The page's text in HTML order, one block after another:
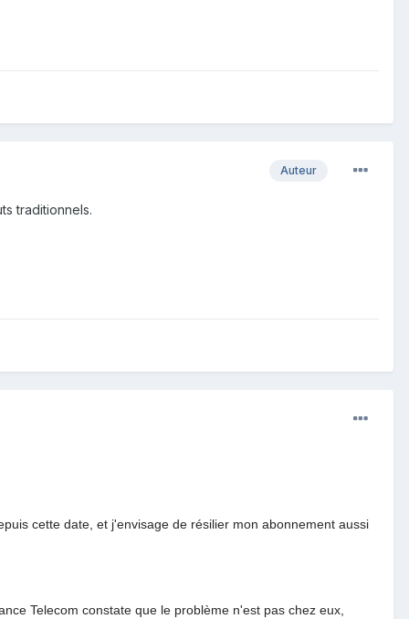
Auteur
traditionnels.
cette date, et j'envisage de résilier mon abonnement aussi
Telecom constate que le problème n'est pas chez eux,